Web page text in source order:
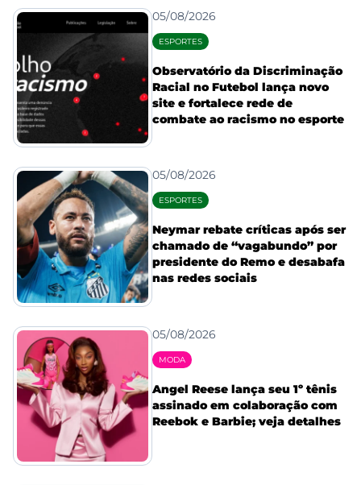
05/08/2026
ESPORTES
Observatório da Discriminação
Racial no Futebol lança novo
site e fortalece rede de
combate ao racismo no esporte
05/08/2026
ESPORTES
Neymar rebate críticas após ser
chamado de “vagabundo” por
presidente do Remo e desabafa
nas redes sociais
05/08/2026
MODA
Angel Reese lança seu 1º tênis
assinado em colaboração com
Reebok e Barbie; veja detalhes